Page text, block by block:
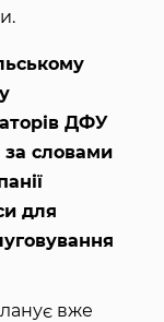
ДФУ
за словами
для
вже